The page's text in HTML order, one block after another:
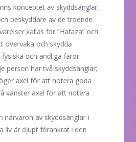
konceptet av skyddsänglar,
beskyddare av de troende.
kallas för ”Hafaza” och
övervaka och skydda
och andliga faror.
person har två skyddsänglar;
axel för att notera goda
vänster axel för att notera
närvaron av skyddsänglar i
liv är djupt förankrat i den